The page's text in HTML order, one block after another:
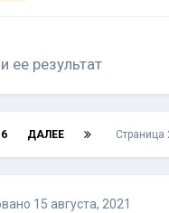
ее результат
6 ДАЛЕЕ Страница
15 августа, 2021